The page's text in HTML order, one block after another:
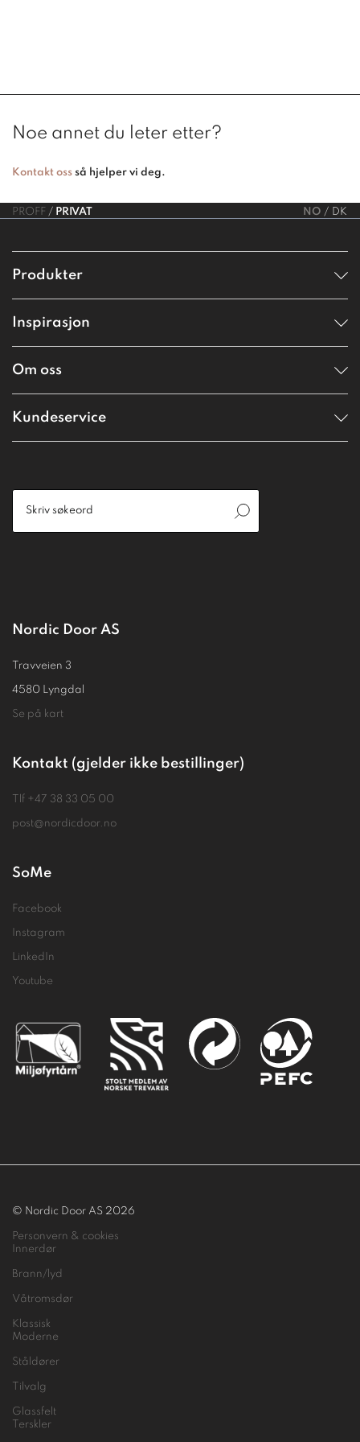
Noe annet du leter etter?
Kontakt oss så hjelper vi deg.
PROFF PRIVAT NO DK
Produkter
Inspirasjon
Om oss
Kundeservice
Nordic Door AS
Travveien 3
4580 Lyngdal
Se på kart
Kontakt (gjelder ikke bestillinger)
Tlf +47 38 33 05 00
post@nordicdoor.no
SoMe
Facebook
Instagram
LinkedIn
Youtube
© Nordic Door AS 2026
Personvern & cookies
Innerdør
Brann/lyd
Våtromsdør
Klassisk
Moderne
Ståldører
Tilvalg
Glassfelt
Terskler